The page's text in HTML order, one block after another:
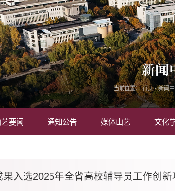
新闻
当前位置： 首页 - 新闻
艺要闻 通知公告 媒体山艺 文化
果入选2025年全省高校辅导员工作创新